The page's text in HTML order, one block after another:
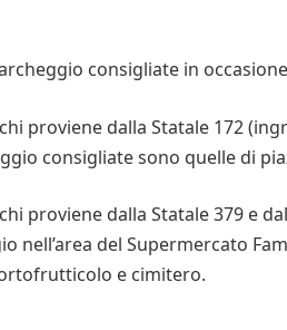
consigliate in
dalla Statale 172
consigliate sono quelle di
dalla Statale 379 e
nell’area del Supermercato
e cimitero.